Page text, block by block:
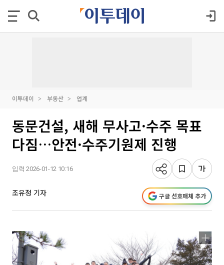
이투데이 부동산 업계
동문건설, 새해 무사고·수주 목표
다짐…안전·수주기원제 진행
입력 2026-01-12 10:16
조유정 기자 구글 선호매체 추가